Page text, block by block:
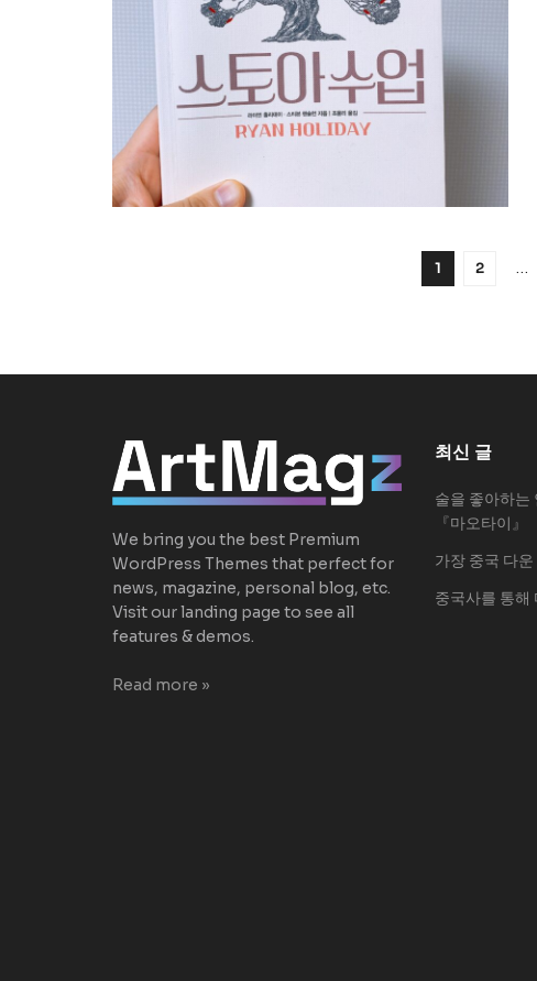
1 2 …
We bring you the best Premium
WordPress Themes that perfect for
news, magazine, personal blog, etc.
Visit our landing page to see all
features & demos.
Read more »
최신 글
술을 좋아하는
『마오타이』
가장 중국 다
중국사를 통해